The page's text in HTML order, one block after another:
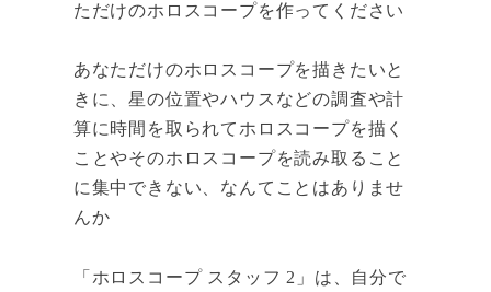
ただけのホロスコープを作ってください
あなただけのホロスコープを描きたいと
きに、星の位置やハウスなどの調査や計
算に時間を取られてホロスコープを描く
ことやそのホロスコープを読み取ること
に集中できない、なんてことはありませ
んか
「ホロスコープ スタッフ 2」は、自分で